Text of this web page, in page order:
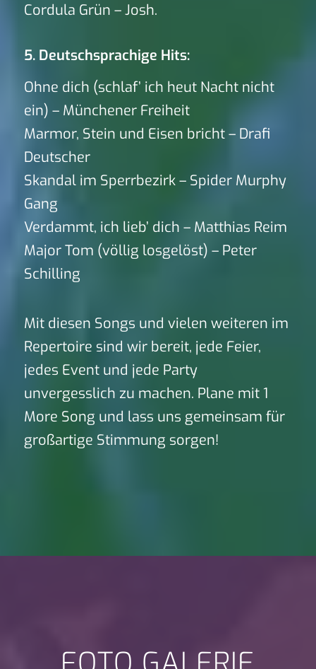
Cordula Grün – Josh.
5. Deutschsprachige Hits:
Ohne dich (schlaf’ ich heut Nacht nicht
ein) – Münchener Freiheit
Marmor, Stein und Eisen bricht – Drafi
Deutscher
Skandal im Sperrbezirk – Spider Murphy
Gang
Verdammt, ich lieb’ dich – Matthias Reim
Major Tom (völlig losgelöst) – Peter
Schilling
Mit diesen Songs und vielen weiteren im
Repertoire sind wir bereit, jede Feier,
jedes Event und jede Party
unvergesslich zu machen. Plane mit 1
More Song und lass uns gemeinsam für
großartige Stimmung sorgen!